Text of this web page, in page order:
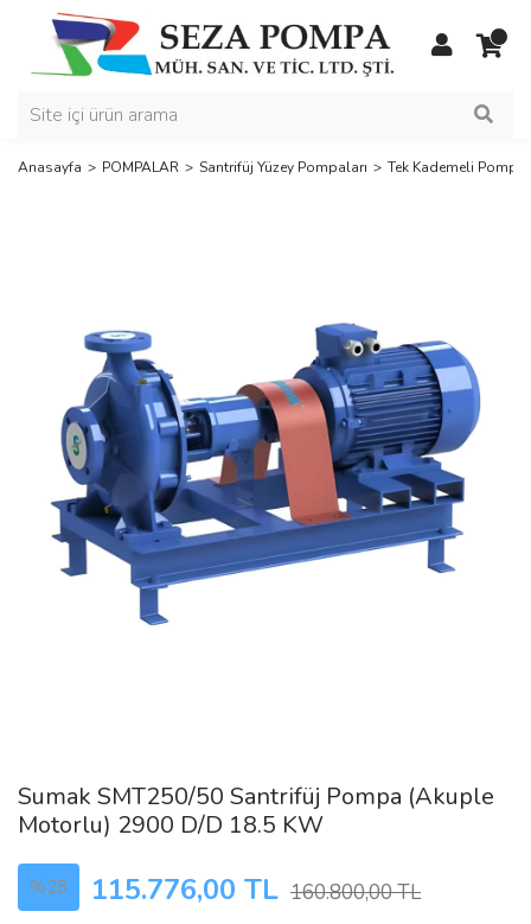
Anasayfa POMPALAR Santrifüj Yüzey Pompaları Tek Kademeli
Sumak SMT250/50 Santrifüj Pompa (Akuple
Motorlu) 2900 D/D 18.5 KW
%28 115.776,00 TL 160.800,00 TL